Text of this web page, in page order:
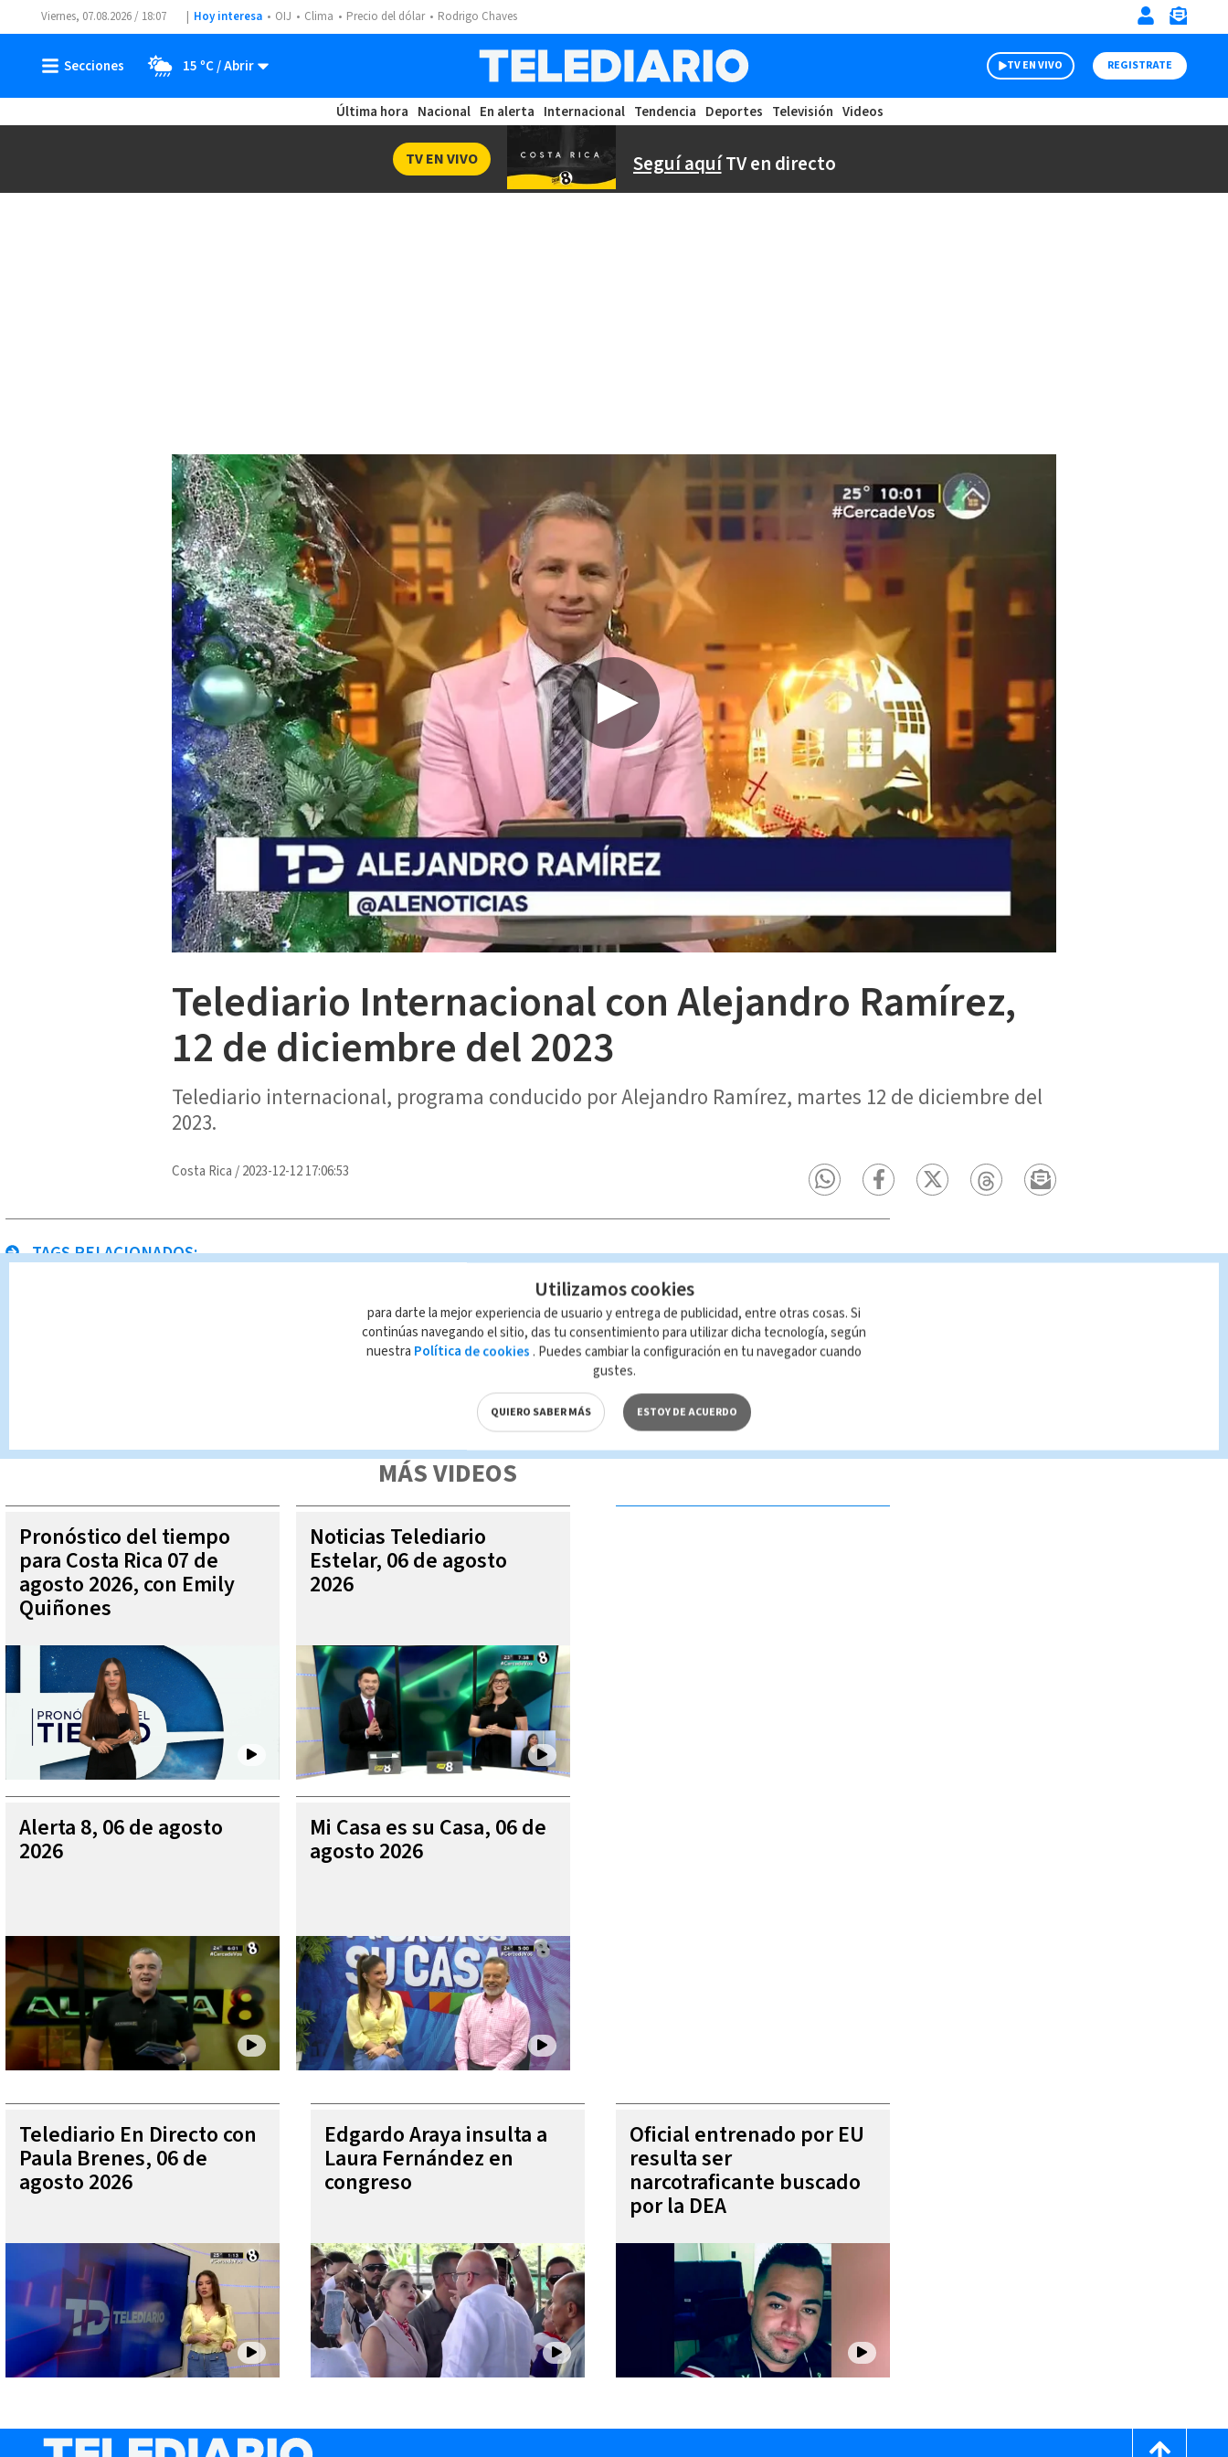
Viernes, 07.08.2026 / 18:07 Hoy interesa OIJ Clima Precio del dólar Rodrigo Chaves
15 ºC TV EN VIVO REGISTRATE
Última hora Nacional En alerta Internacional Tendencia Deportes Televisión Videos
Seguí aquíTV en directo
TV EN VIVO
Telediario Internacional con Alejandro Ramírez,
12 de diciembre del 2023
Telediario internacional, programa conducido por Alejandro Ramírez, martes 12 de diciembre del
2023.
Costa Rica /2023-12-12 17:06:53
TAGS RELACIONADOS:
Queda prohibida la reproducción total o parcial del contenido de esta página, mismo que es propiedad de TELEDIARIO; su reproducción no
autorizada constituye una infracción y un delito de conformidad con las leyes aplicables.
MÁS VIDEOS
Pronóstico del tiempo
para Costa Rica 07 de
agosto 2026, con Emily
Quiñones
Noticias Telediario
Estelar, 06 de agosto
2026
Alerta 8, 06 de agosto
2026
Mi Casa es su Casa, 06 de
agosto 2026
Telediario En Directo con
Paula Brenes, 06 de
agosto 2026
Edgardo Araya insulta a
Laura Fernández en
congreso
Oficial entrenado por EU
resulta ser
narcotraficante buscado
por la DEA
Utilizamos cookies
para darte la mejor experiencia de usuario y entrega de publicidad, entre otras cosas. Si
continúas navegando el sitio, das tu consentimiento para utilizar dicha tecnología, según
nuestra Política de cookies . Puedes cambiar la configuración en tu navegador cuando
gustes.
QUIERO SABER MÁS ESTOY DE ACUERDO